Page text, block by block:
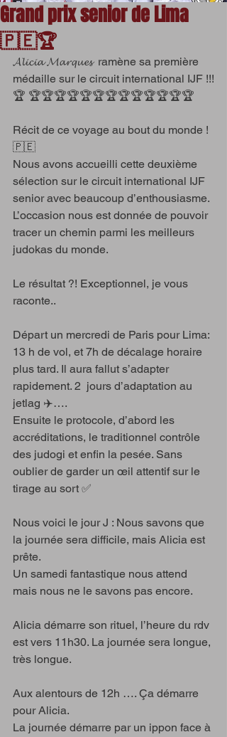
Grand prix senior de Lima
🇵🇪🏆
𝓐𝓵𝓲𝓬𝓲𝓪 𝓜𝓪𝓻𝓺𝓾𝓮𝓼  ramène sa première
médaille sur le circuit international IJF !!!
🏆 🏆🏆🏆🏆🏆🏆🏆🏆🏆🏆🏆🏆🏆
Récit de ce voyage au bout du monde !
🇵🇪
Nous avons accueilli cette deuxième
sélection sur le circuit international IJF
senior avec beaucoup d’enthousiasme.
L’occasion nous est donnée de pouvoir
tracer un chemin parmi les meilleurs
judokas du monde.
Le résultat ?! Exceptionnel, je vous
raconte..
Départ un mercredi de Paris pour Lima:
13 h de vol, et 7h de décalage horaire
plus tard. Il aura fallut s’adapter
rapidement. 2  jours d’adaptation au
jetlag ✈️….
Ensuite le protocole, d’abord les
accréditations, le traditionnel contrôle
des judogi et enfin la pesée. Sans
oublier de garder un œil attentif sur le
tirage au sort ✅
Nous voici le jour J : Nous savons que
la journée sera difficile, mais Alicia est
prête.
Un samedi fantastique nous attend
mais nous ne le savons pas encore.
Alicia démarre son rituel, l’heure du rdv
est vers 11h30. La journée sera longue,
très longue.
Aux alentours de 12h …. Ça démarre
pour Alicia.
La journée démarre par un ippon face à